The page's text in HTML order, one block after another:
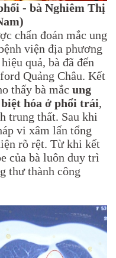
- bà Nghiêm Thị
chẩn đoán mắc ung
viện địa phương
quả, bà đã đến
Quảng Châu. Kết
thấy bà mắc ung
hóa ở phổi trái,
trung thất. Sau khi
vi xâm lấn tổng
rõ rệt. Từ khi kết
của bà luôn duy trì
thư thành công